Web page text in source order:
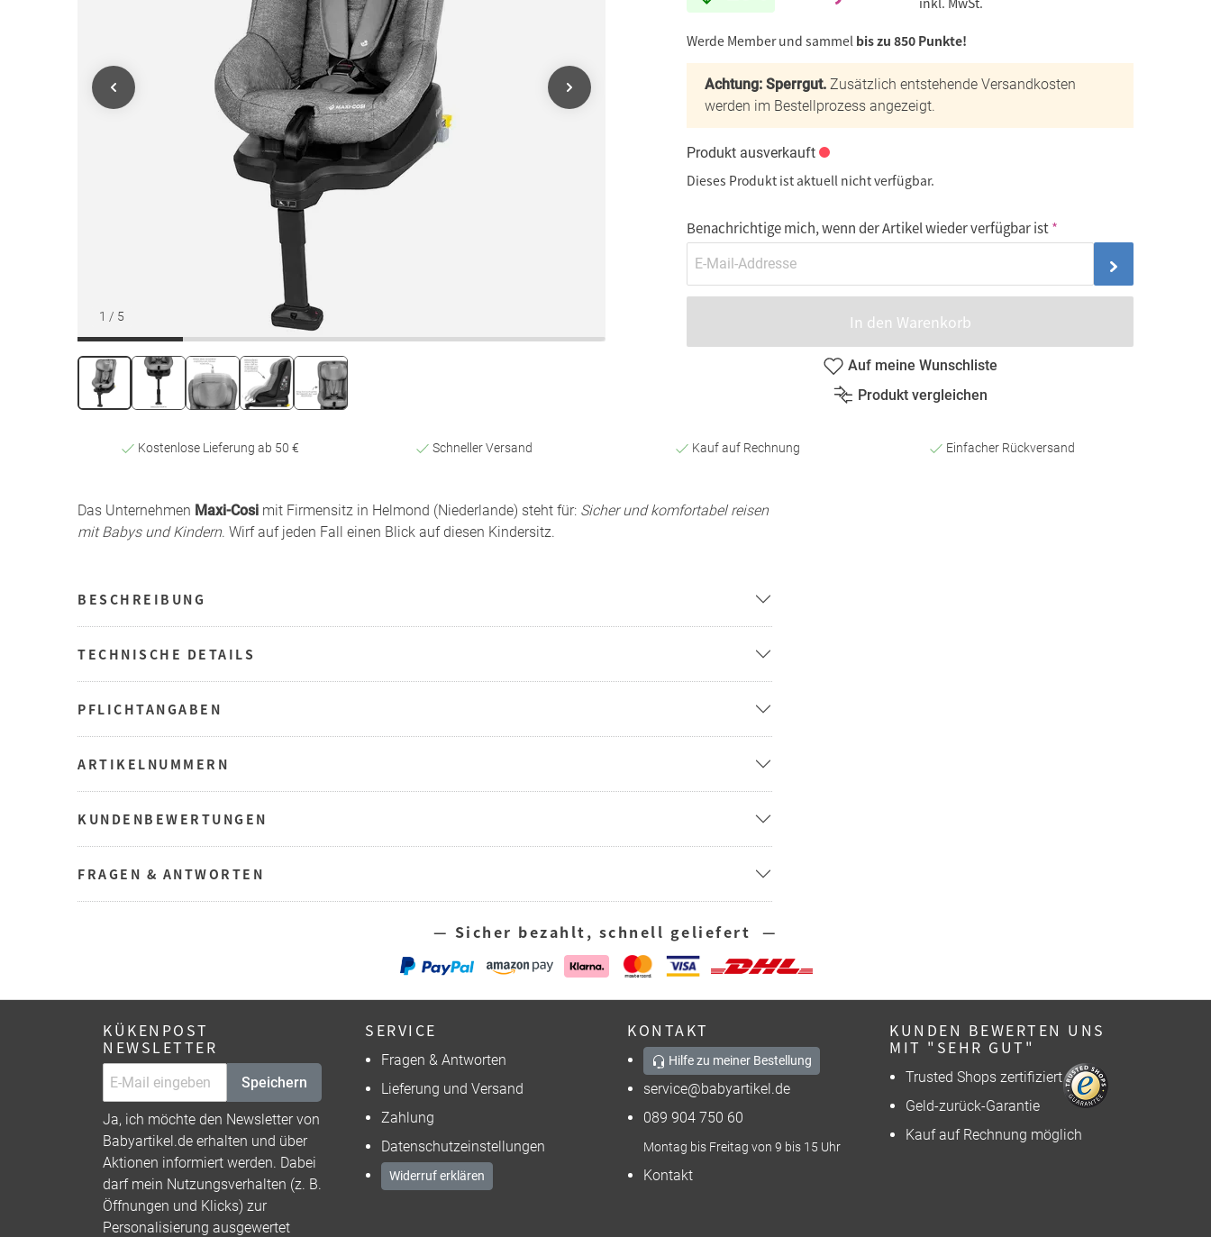
1 / 5
Werde Member und sammel bis zu 850 Punkte!
Achtung: Sperrgut. Zusätzlich entstehende Versandkosten
werden im Bestellprozess angezeigt.
Produkt ausverkauft
Dieses Produkt ist aktuell nicht verfügbar.
Benachrichtige mich, wenn der Artikel wieder verfügbar ist
In den Warenkorb
Auf meine Wunschliste
Produkt vergleichen
Kostenlose Lieferung ab 50 € Schneller Versand Kauf auf Rechnung Einfacher Rückversand
Das Unternehmen Maxi-Cosi mit Firmensitz in Helmond (Niederlande) steht für: Sicher und komfortabel reisen
mit Babys und Kindern. Wirf auf jeden Fall einen Blick auf diesen Kindersitz.
BESCHREIBUNG
TECHNISCHE DETAILS
PFLICHTANGABEN
ARTIKELNUMMERN
KUNDENBEWERTUNGEN
FRAGEN & ANTWORTEN
— Sicher bezahlt, schnell geliefert —
KÜKENPOST
NEWSLETTER
Speichern
Ja, ich möchte den Newsletter von
Babyartikel.de erhalten und über
Aktionen informiert werden. Dabei
darf mein Nutzungsverhalten (z. B.
Öffnungen und Klicks) zur
Personalisierung ausgewertet
SERVICE
Fragen & Antworten
Lieferung und Versand
Zahlung
Datenschutzeinstellungen
Widerruf erklären
KONTAKT
Hilfe zu meiner Bestellung
service@babyartikel.de
089 904 750 60
Montag bis Freitag von 9 bis 15 Uhr
Kontakt
KUNDEN BEWERTEN UNS
MIT "SEHR GUT"
Trusted Shops zertifiziert
Geld-zurück-Garantie
Kauf auf Rechnung möglich